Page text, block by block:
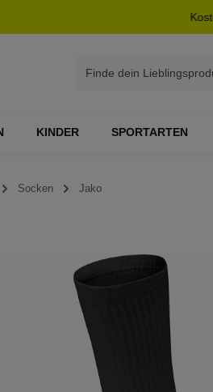
KINDER SPORTARTEN
Socken Jako